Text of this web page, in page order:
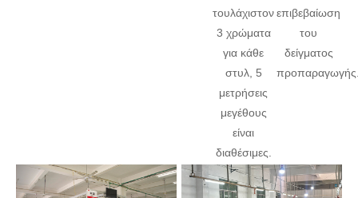
τουλάχιστον
3 χρώματα
για κάθε
στυλ, 5
μετρήσεις
μεγέθους
είναι
διαθέσιμες.
επιβεβαίωση
του
δείγματος